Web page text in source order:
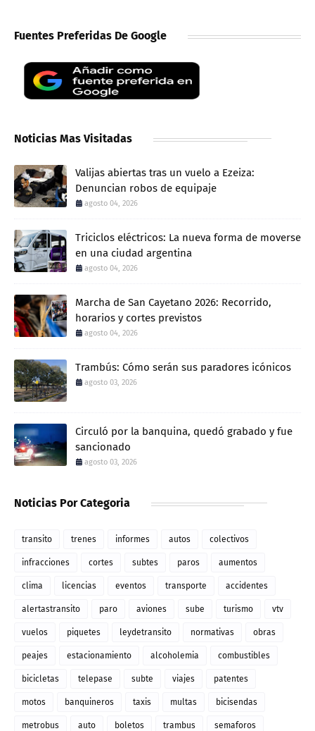
Fuentes Preferidas De Google
Noticias Mas Visitadas
Valijas abiertas tras un vuelo a Ezeiza:
Denuncian robos de equipaje
agosto 04, 2026
Triciclos eléctricos: La nueva forma de moverse
en una ciudad argentina
agosto 04, 2026
Marcha de San Cayetano 2026: Recorrido,
horarios y cortes previstos
agosto 04, 2026
Trambús: Cómo serán sus paradores icónicos
agosto 03, 2026
Circuló por la banquina, quedó grabado y fue
sancionado
agosto 03, 2026
Noticias Por Categoria
transito trenes informes autos colectivos
infracciones cortes subtes paros aumentos
clima licencias eventos transporte accidentes
alertastransito paro aviones sube turismo vtv
vuelos piquetes leydetransito normativas obras
peajes estacionamiento alcoholemia combustibles
bicicletas telepase subte viajes patentes
motos banquineros taxis multas bicisendas
metrobus auto boletos trambus semaforos